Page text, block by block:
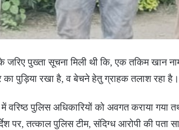
पुख्ता सूचना मिली थी कि, एक तकिम खान
का पुड़िया रखा है, व बेचने हेतु ग्राहक तलाश रहा है।
पुलिस अधिकारियों को अवगत कराया गया
पर, तत्काल पुलिस टीम, संदिग्ध आरोपी की पता